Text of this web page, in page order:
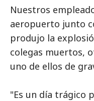
Nuestros
aeropuerto junto
produjo la
colegas muertos,
uno de ellos de
"Es un día trágico